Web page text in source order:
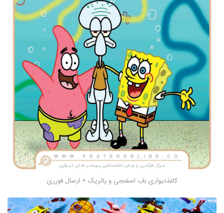
کاغذدیواری باب اسفنجی و پاتریک + ارسال فورری